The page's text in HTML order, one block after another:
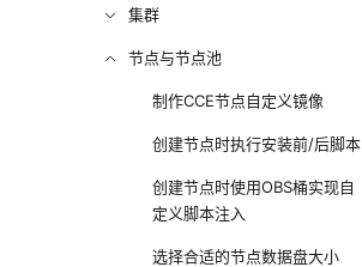
集群
节点与节点池
制作CCE节点自定义镜像
创建节点时执行安装前/后脚本
创建节点时使用OBS桶实现自
定义脚本注入
选择合适的节点数据盘大小